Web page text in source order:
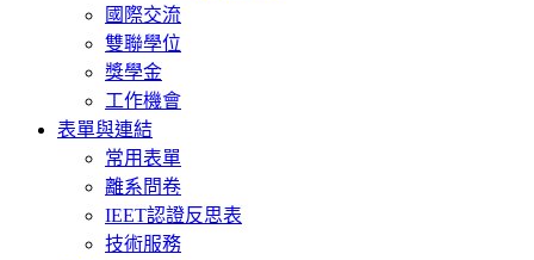
國際交流
雙聯學位
獎學金
工作機會
表單與連結
常用表單
離系問卷
IEET認證反思表
技術服務